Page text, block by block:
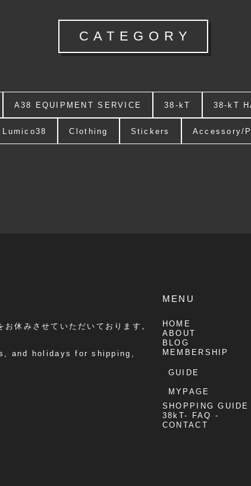
CATEGORY
A38 EQUIPMENT SERVICE 38-kT 38-kT
Lumico38 Clothing Stickers Accessory/
休みさせていただいております。
and holidays for shipping,
MENU
HOME
ABOUT
BLOG
MEMBERSHIP
GUIDE
MYPAGE
SHOPPING GUIDE
38kT- FAQ -
CONTACT